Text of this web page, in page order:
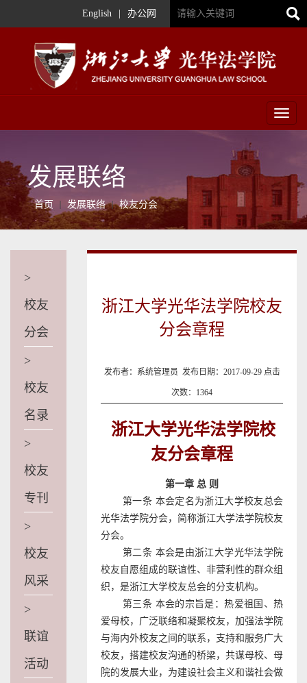
English 办公网
Toggle
发展联络
首页 发展联络 校友分会
>
校友
分会
>
校友
名录
>
校友
专刊
>
校友
风采
>
联谊
活动
浙江大学光华法学院校友
分会章程
发布者：系统管理员 发布日期：2017-09-29 点击
次数： 1364
浙江大学光华法学院校
友分会章程
第一章 总 则
第一条 本会定名为浙江大学校友总会
光华法学院分会，简称浙江大学法学院校友
分会。
第二条 本会是由浙江大学光华法学院
校友自愿组成的联谊性、非营利性的群众组
织，是浙江大学校友总会的分支机构。
第三条 本会的宗旨是：热爱祖国、热
爱母校，广泛联络和凝聚校友，加强法学院
与海内外校友之间的联系，支持和服务广大
校友，搭建校友沟通的桥梁，共谋母校、母
院的发展大业，为建设社会主义和谐社会做